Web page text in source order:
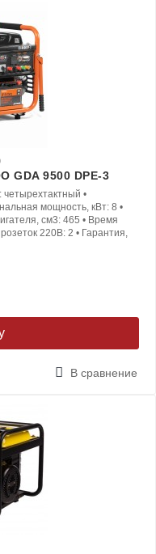
GDA 9500 DPE-3
четырехтактный •
мощность, кВт: 8 •
см3: 465 • Время
220В: 2 • Гарантия,
В сравнение